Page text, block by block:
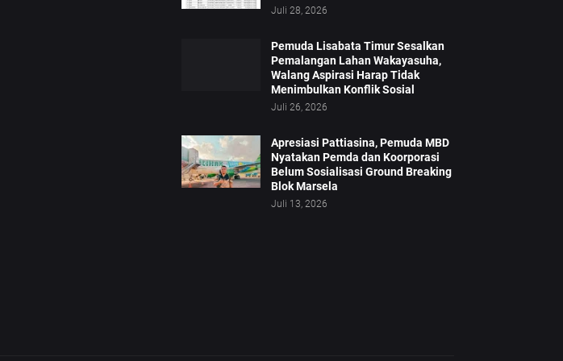
Juli 28, 2026
Pemuda Lisabata Timur Sesalkan
Pemalangan Lahan Wakayasuha,
Walang Aspirasi Harap Tidak
Menimbulkan Konflik Sosial
Juli 26, 2026
Apresiasi Pattiasina, Pemuda MBD
Nyatakan Pemda dan Koorporasi
Belum Sosialisasi Ground Breaking
Blok Marsela
Juli 13, 2026